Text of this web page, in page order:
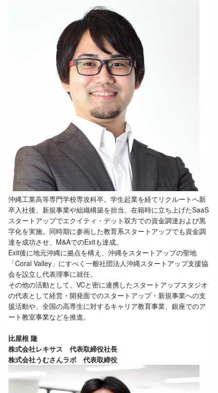
沖縄工業高等専門学校専攻科卒。学生起業を経てリクルートへ新
卒入社後、新規事業や組織構築を担当。在籍時に立ち上げたSaaS
スタートアップでエクイティ・デット双方での資金調達および黒
字化を実施。同時期に参画した教育系スタートアップでも資金調
達を成功させ、M&AでのExitも達成。
Exit後に地元沖縄に拠点を構え、沖縄をスタートアップの聖地
「Coral Valley」にすべく一般社団法人沖縄スタートアップ支援協
会を設立し代表理事に就任。
その他の活動として、VCと密に連携したスタートアップスタジオ
の代表として経営・開発面でのスタートアップ・新規事業への支
援活動や、全国の高専生に対するキャリア教育事業、銀座でのア
ート教室事業などを推進。
比屋根 隆
株式会社レキサス 代表取締役社長
株式会社うむさんラボ 代表取締役